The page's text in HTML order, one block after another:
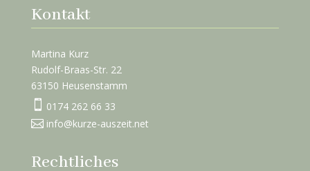
Kontakt
Martina Kurz
Rudolf-Braas-Str. 22
63150 Heusenstamm
 0174 262 66 33
 info@kurze-auszeit.net
Rechtliches